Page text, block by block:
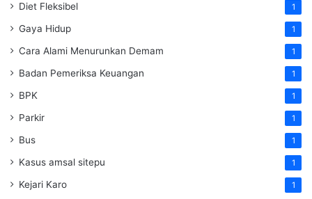
Diet Fleksibel 1
Gaya Hidup 1
Cara Alami Menurunkan Demam 1
Badan Pemeriksa Keuangan 1
BPK 1
Parkir 1
Bus 1
Kasus amsal sitepu 1
Kejari Karo 1